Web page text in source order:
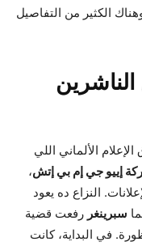
الكثير من التفاصيل
الإعلام الألماني اللي
إييو جي إم بي إتش،
النزاع ده يعود
سبرينغر رفعت قضية
في البداية، كانت